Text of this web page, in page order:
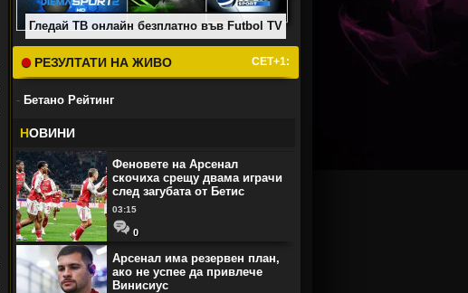
Гледай ТВ онлайн безплатно във Futbol TV
РЕЗУЛТАТИ НА ЖИВО СЕТ+1:
- Бетано Рейтинг
НОВИНИ
Феновете на Арсенал
скочиха срещу двама играчи
след загубата от Бетис
03:15
0
Арсенал има резервен план,
ако не успее да привлече
Винисиус